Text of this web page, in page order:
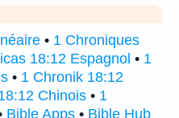
• 1 Chroniques
18:12 Espagnol • 1
• 1 Chronik 18:12
Chinois • 1
Bible Apps • Bible Hub